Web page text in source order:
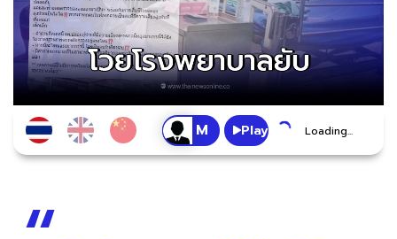
Play Loading...